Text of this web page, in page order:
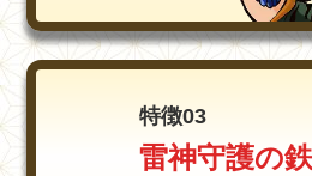
特徴03
雷神守護の